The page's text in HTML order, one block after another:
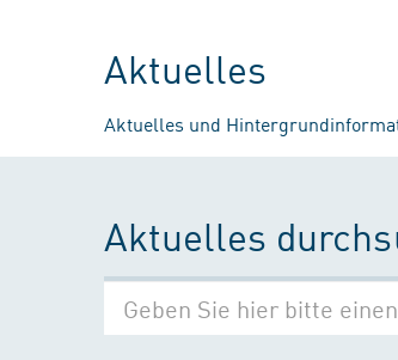
Aktuelles
Aktuelles und
Aktuelles